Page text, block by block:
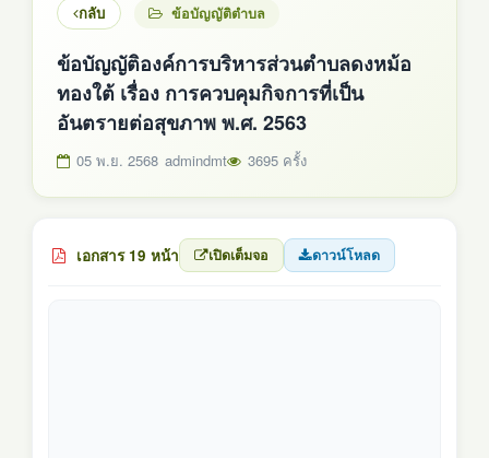
กลับ ข้อบัญญัติตำบล
ข้อบัญญัติองค์การบริหารส่วนตำบลดงหม้อ
ทองใต้ เรื่อง การควบคุมกิจการที่เป็น
อันตรายต่อสุขภาพ พ.ศ. 2563
05 พ.ย. 2568 admindmt 3695 ครั้ง
เอกสาร 19 หน้า เปิดเต็มจอ ดาวน์โหลด